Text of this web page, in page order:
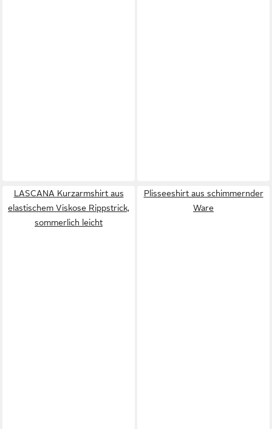
LASCANA Kurzarmshirt aus
elastischem Viskose Rippstrick,
sommerlich leicht
Plisseeshirt aus schimmernder
Ware